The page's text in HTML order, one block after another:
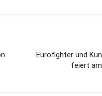
Eurofighter und
feiert